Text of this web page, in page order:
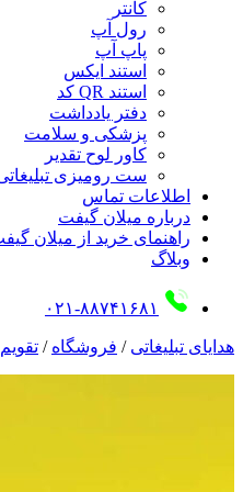
کانتر
رول آپ
پاپ آپ
استند ایکس
استند QR کد
دفتر یادداشت
پزشکی و سلامت
کاور لوح تقدیر
ست رومیزی
اطلاعات تماس
درباره میلان گیفت
راهنمای خرید از میلان
وبلاگ
۰۲۱-۸۸۷۴۱۶۸۱
هدایای تبلیغاتی / فروشگاه /